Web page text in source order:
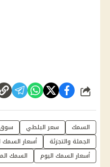
شارك
السمك سعر البلطي سوق
الجملة والتجزئة
أسعار السمك
أسعار السمك اليوم
السمك